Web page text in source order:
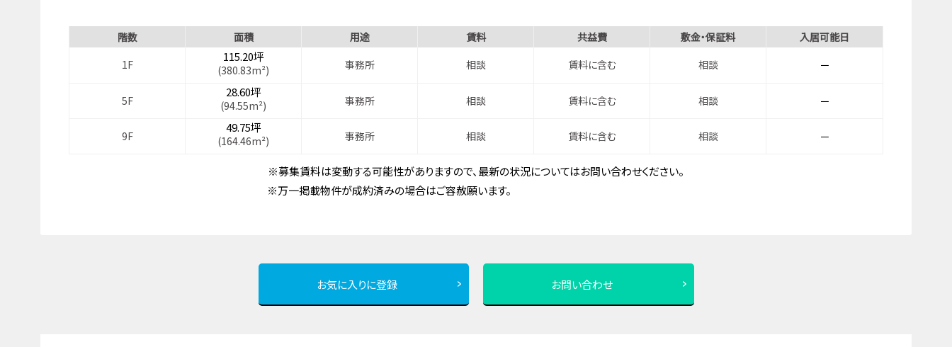
階数 面積 用途 賃料 共益費 敷金・保証料
入居可能日
1F
115.20坪
(380.83m²) 事務所 相談 賃料に含む 相談 －
5F
28.60坪
(94.55m²) 事務所 相談 賃料に含む 相談 －
9F
49.75坪
(164.46m²) 事務所 相談 賃料に含む 相談 －
※募集賃料は変動する可能性がありますので、最新の状況についてはお問い合わせください。
※万一掲載物件が成約済みの場合はご容赦願います。
お気に入りに登録 お問い合わせ